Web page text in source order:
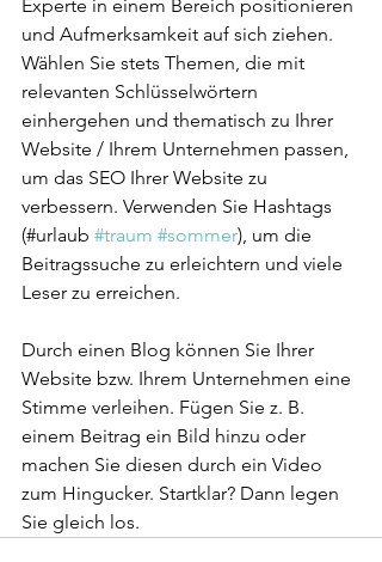
Experte in einem Bereich positionieren
und Aufmerksamkeit auf sich ziehen.
Wählen Sie stets Themen, die mit
relevanten Schlüsselwörtern
einhergehen und thematisch zu Ihrer
Website / Ihrem Unternehmen passen,
um das SEO Ihrer Website zu
verbessern. Verwenden Sie Hashtags
(#urlaub #traum #sommer), um die
Beitragssuche zu erleichtern und viele
Leser zu erreichen.
Durch einen Blog können Sie Ihrer
Website bzw. Ihrem Unternehmen eine
Stimme verleihen. Fügen Sie z. B.
einem Beitrag ein Bild hinzu oder
machen Sie diesen durch ein Video
zum Hingucker. Startklar? Dann legen
Sie gleich los.